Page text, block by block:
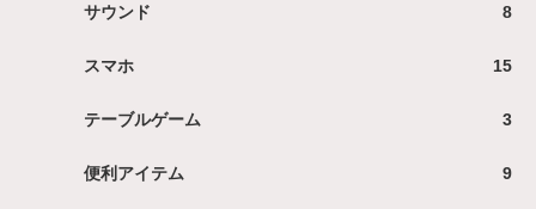
サウンド 8
スマホ 15
テーブルゲーム 3
便利アイテム 9